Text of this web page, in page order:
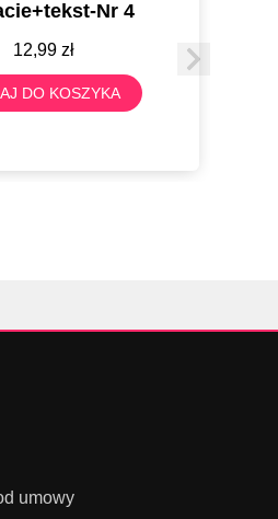
Nr 4
12,99 zł
DO KOSZYKA
umowy